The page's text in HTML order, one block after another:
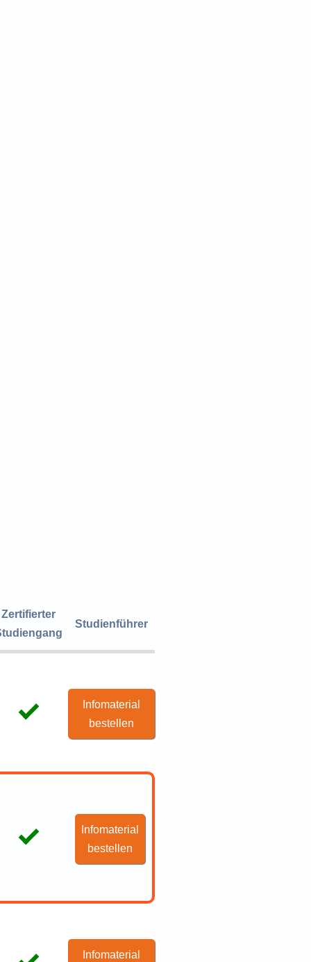
Zertifierter
Studienführer
Infomaterial
bestellen
Infomaterial
bestellen
Infomaterial